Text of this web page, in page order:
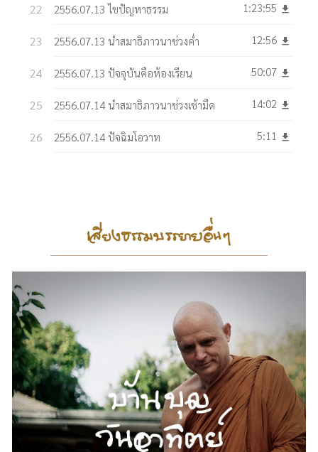
2556.07.13 ไขปัญหาธรรม 1:23:55 get_app
2556.07.13 นำสมาธิภาวนาช่วงค่ำ 12:56 get_app
2556.07.13 ปัจจุบันคือห้องเรียน 50:07 get_app
2556.07.14 นำสมาธิภาวนาช่วงเช้ามืด 14:02 get_app
2556.07.14 ปัจฉิมโอวาท 5:11 get_app